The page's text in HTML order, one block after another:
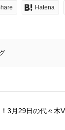
Hatena
3月29日の代々木